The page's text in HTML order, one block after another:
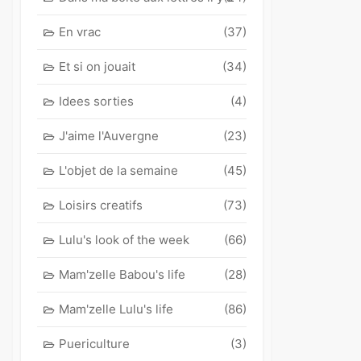
En vrac (37)
Et si on jouait (34)
Idees sorties (4)
J'aime l'Auvergne (23)
L'objet de la semaine (45)
Loisirs creatifs (73)
Lulu's look of the week (66)
Mam'zelle Babou's life (28)
Mam'zelle Lulu's life (86)
Puericulture (3)